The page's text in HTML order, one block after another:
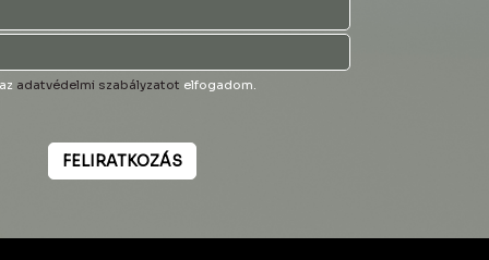
adatvédelmi szabályzatot elfogadom.
FELIRATKOZÁS